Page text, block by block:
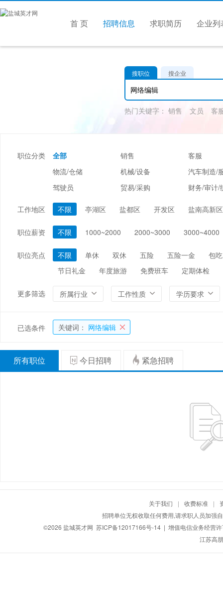
首 页 招聘信息 求职简历 企业列
搜职位 搜企业
热门关键字： 销售 文员 客
职位分类 全部 销售
客服
物流/仓储
机械/设备
汽车制造/
驾驶员
贸易/采购
财务/审计/
美容/美发
编辑/出版/印刷
金融/证券/投资
保险
能源/电力/矿产
化工 环保
工作地区 不限 亭湖区 盐都区 开发区 盐南高新区
职位薪资 不限 1000~2000 2000~3000 3000~4000
职位亮点 不限 单休 双休 五险 五险一金
包吃
节日礼金
年度旅游 免费班车 定期体检
更多筛选 所属行业 工作性质 学历要求
已选条件 关键词： 网络编辑
所有职位 今日招聘 紧急招聘
关于我们 | 收费标准 |
招聘单位无权收取任何费用,请求职人员加强
©2026 盐城英才网 苏ICP备12017166号-14| 增值电信业务经营许
江苏高